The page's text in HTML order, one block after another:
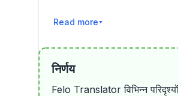
और पढ़ें
निर्णय
Felo Translator विभिन्न